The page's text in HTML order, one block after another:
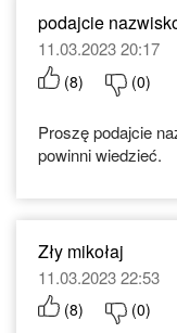
podajcie
11.03.2023 20:17
(8) (0)
Proszę podajcie
powinni wiedzieć.
Zły mikołaj
11.03.2023 22:53
(8) (0)